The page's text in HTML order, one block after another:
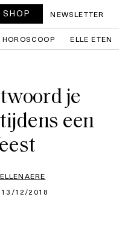
SHOP NEWSLETTER
HOROSCOOP ELLE ETEN
je
een
13/12/2018